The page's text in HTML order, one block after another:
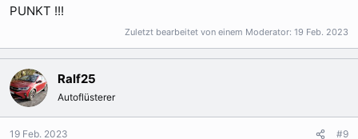
PUNKT !!!
Zuletzt bearbeitet von einem Moderator: 19 Feb. 2023
Ralf25
Autoflüsterer
19 Feb. 2023 #9